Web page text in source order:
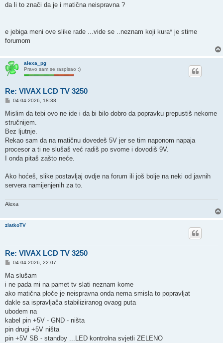
da li to znači da je i matična neispravna ?
e jebiga meni ove slike rade ...vide se ..neznam koji kura* je stime
forumom
alexa_pg
Pravo sam se raspisao :)
Re: VIVAX LCD TV 3250
P
s
04-04-2026, 18:38
Mislim da tebi ovo ne ide i da bi bilo dobro da popravku prepustiš nekome
stručnijem.
Bez ljutnje.
Rekao sam da na matičnu dovedeš 5V jer se tim naponom napaja
procesor a ti ne slušaš već radiš po svome i dovodiš 9V.
I onda pitaš zašto neće.
Ako hoćeš, slike postavljaj ovdje na forum ili još bolje na neki od javnih
servera namijenjenih za to.
Alexa
zlatkoTV
Re: VIVAX LCD TV 3250
P
s
04-04-2026, 22:07
Ma slušam
i ne pada mi na pamet tv slati neznam kome
ako matična ploče je neispravna onda nema smisla to popravljat
dakle sa ispravljača stabiliziranog ovaog puta
ubodem na
kabel pin +5V - GND - ništa
pin drugi +5V ništa
pin +5V SB - standby ...LED kontrolna svjetli ZELENO